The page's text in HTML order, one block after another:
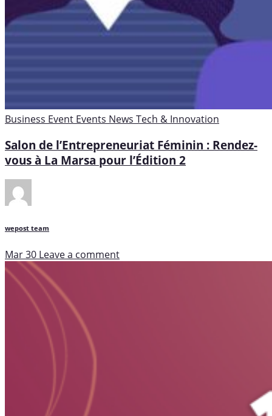
Business Event Events News Tech & Innovation
Salon de l’Entrepreneuriat Féminin : Rendez-
vous à La Marsa pour l’Édition 2
wepost team
Mar 30 Leave a comment